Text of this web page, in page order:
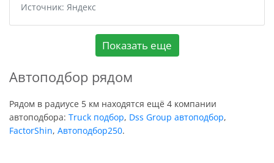
Источник: Яндекс
Показать еще
Автоподбор рядом
Рядом в радиусе 5 км находятся ещё 4 компании
автоподбора: Truck подбор, Dss Group автоподбор,
FactorShin, Автоподбор250.